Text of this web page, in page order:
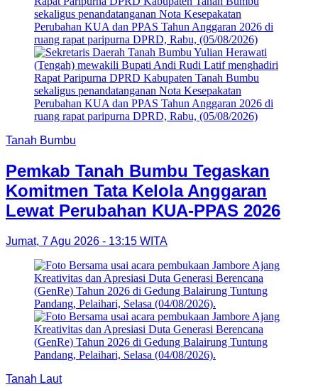
Tanah Bumbu
Pemkab Tanah Bumbu Tegaskan
Komitmen Tata Kelola Anggaran
Lewat Perubahan KUA-PPAS 2026
Jumat, 7 Agu 2026 - 13:15 WITA
Tanah Laut